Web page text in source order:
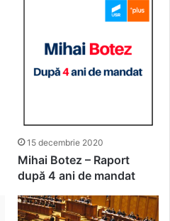
15 decembrie 2020
Mihai Botez – Raport
după 4 ani de mandat